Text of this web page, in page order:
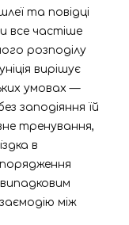
та повідці
все частіше
розподілу
вирішує
умовах —
заподіяння їй
тренування,
в
між